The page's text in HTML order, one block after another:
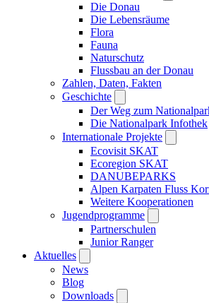
Die Donau
Die Lebensräume
Flora
Fauna
Naturschutz
Flussbau an der Donau
Zahlen, Daten, Fakten
Geschichte
Der Weg zum
Die Nationalpark Infothek
Internationale Projekte
Ecovisit SKAT
Ecoregion SKAT
DANUBEPARKS
Alpen Karpaten Fluss
Weitere Kooperationen
Jugendprogramme
Partnerschulen
Junior Ranger
Aktuelles
News
Blog
Downloads